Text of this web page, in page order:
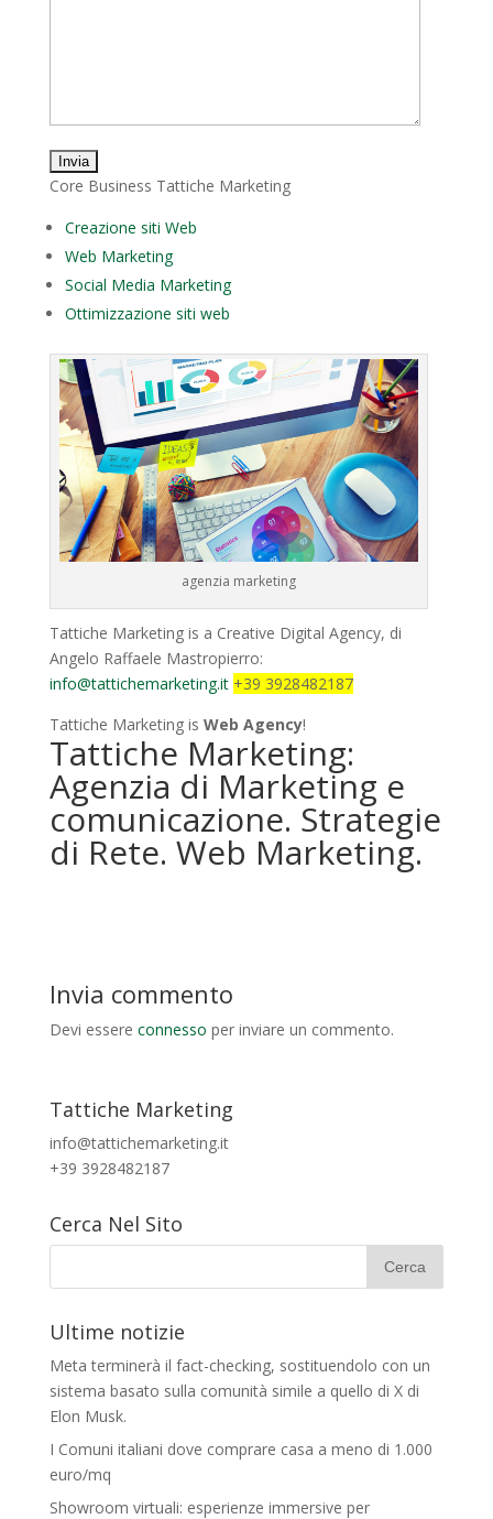
Core Business Tattiche Marketing
Creazione siti Web
Web Marketing
Social Media Marketing
Ottimizzazione siti web
agenzia marketing
Tattiche Marketing is a Creative Digital Agency, di
Angelo Raffaele Mastropierro:
info@tattichemarketing.it +39 3928482187
Tattiche Marketing is Web Agency!
Tattiche Marketing:
Agenzia di Marketing e
comunicazione. Strategie
di Rete. Web Marketing.
Invia commento
Devi essere connesso per inviare un commento.
Tattiche Marketing
info@tattichemarketing.it
+39 3928482187
Cerca Nel Sito
Ultime notizie
Meta terminerà il fact-checking, sostituendolo con un
sistema basato sulla comunità simile a quello di X di
Elon Musk.
I Comuni italiani dove comprare casa a meno di 1.000
euro/mq
Showroom virtuali: esperienze immersive per